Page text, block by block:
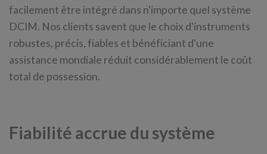
facilement être intégré dans n'importe quel système
DCIM. Nos clients savent que le choix d'instruments
robustes, précis, fiables et bénéficiant d'une
assistance mondiale réduit considérablement le coût
total de possession.
Fiabilité accrue du système